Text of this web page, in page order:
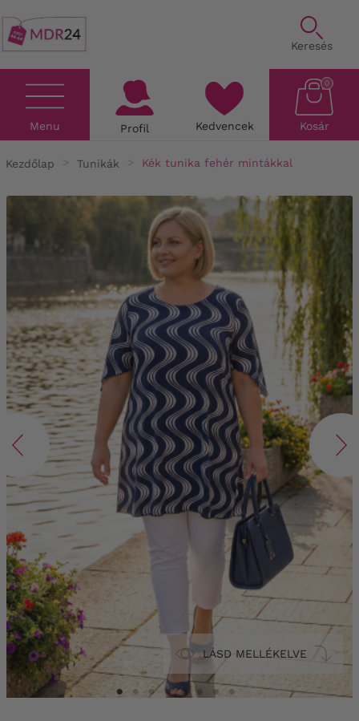
Keresés
Menu Profil Kedvencek Kosár
0
Kezdőlap Tunikák Kék tunika fehér mintákkal
LÁSD MELLÉKELVE